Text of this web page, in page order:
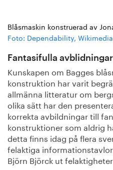
Blåsmaskin konstruerad av
Foto: Dependability,
Fantasifulla
Kunskapen om Bagges
konstruktion har varit
allmänna litteratur om
olika sätt har den
korrekta avbildningar till
konstruktioner som aldrig
detta finns idag på flera
felaktiga
Björn Björck ut